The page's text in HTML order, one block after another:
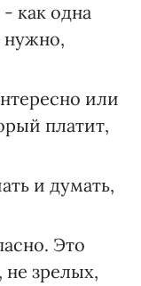
как одна
нужно,
или
платит,
и думать,
Это
зрелых,